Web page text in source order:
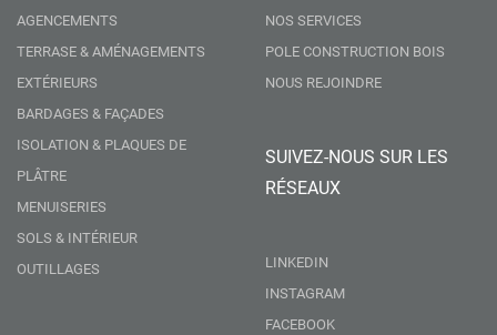
AGENCEMENTS
TERRASE & AMÉNAGEMENTS
EXTÉRIEURS
BARDAGES & FAÇADES
ISOLATION & PLAQUES DE
PLÂTRE
MENUISERIES
SOLS & INTÉRIEUR
OUTILLAGES
NOS SERVICES
POLE CONSTRUCTION BOIS
NOUS REJOINDRE
SUIVEZ-NOUS SUR LES
RÉSEAUX
LINKEDIN
INSTAGRAM
FACEBOOK